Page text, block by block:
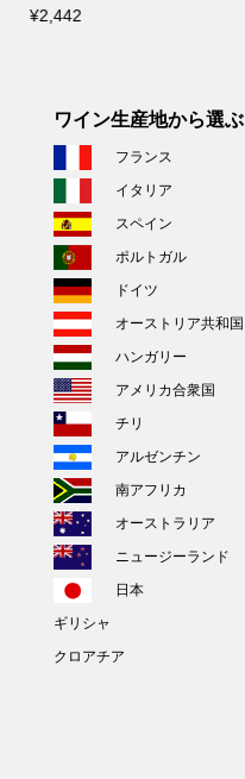
¥2,442
ワイン生産地から選ぶ
フランス
イタリア
スペイン
ポルトガル
ドイツ
オーストリア共和国
ハンガリー
アメリカ合衆国
チリ
アルゼンチン
南アフリカ
オーストラリア
ニュージーランド
日本
ギリシャ
クロアチア